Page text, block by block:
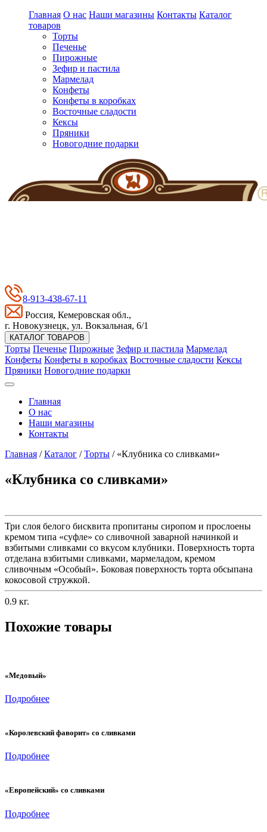
Главная О нас Наши магазины Контакты Каталог
товаров
Торты
Печенье
Пирожные
Зефир и пастила
Мармелад
Конфеты
Конфеты в коробках
Восточные сладости
Кексы
Пряники
Новогодние подарки
8-913-438-67-11
Россия, Кемеровская обл.,
г. Новокузнецк, ул. Вокзальная, 6/1
КАТАЛОГ ТОВАРОВ
Торты Печенье Пирожные Зефир и пастила Мармелад
Конфеты Конфеты в коробках Восточные сладости Кексы
Пряники Новогодние подарки
Главная
О нас
Наши магазины
Контакты
Главная /Каталог /Торты / «Клубника со сливками»
«Клубника со сливками»
Три слоя белого бисквита пропитаны сиропом и прослоены
кремом типа «суфле» со сливочной заварной начинкой и
взбитыми сливками со вкусом клубники. Поверхность торта
отделана взбитыми сливками, мармеладом, кремом
сливочным «Особый». Боковая поверхность торта обсыпана
кокосовой стружкой.
0.9 кг.
Похожие товары
«Медовый»
Подробнее
«Королевский фаворит» со сливками
Подробнее
«Европейский» со сливками
Подробнее